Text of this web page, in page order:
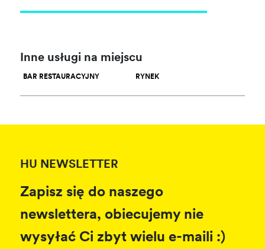
Inne usługi na miejscu
BAR RESTAURACYJNY RYNEK
HU NEWSLETTER
Zapisz się do naszego
newslettera, obiecujemy nie
wysyłać Ci zbyt wielu e-maili :)